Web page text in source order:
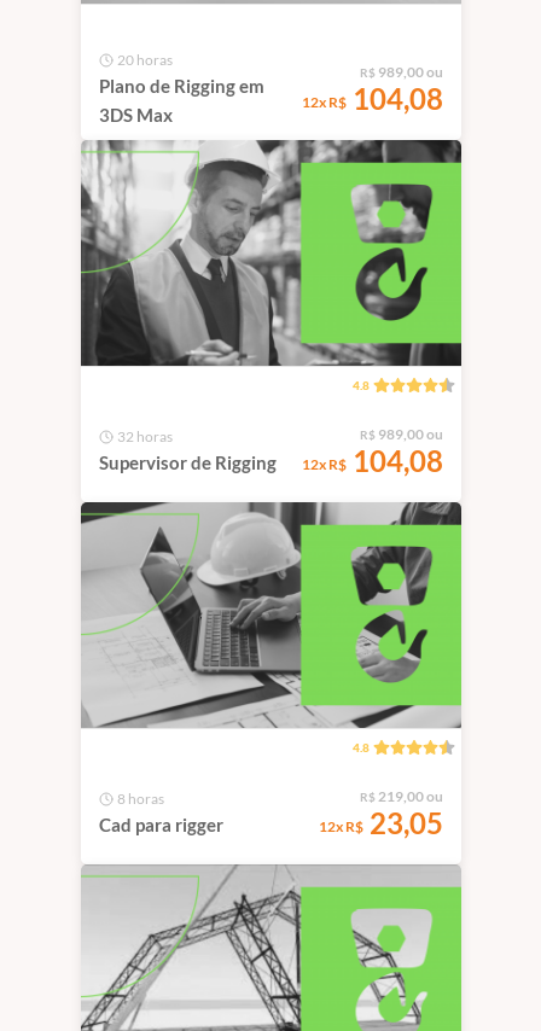
20 horas
Plano de Rigging em
3DS Max
R$ 989,00 ou
12x R$104,08
4.8
32 horas
Supervisor de Rigging
R$ 989,00 ou
12x R$104,08
4.8
8 horas
Cad para rigger
R$ 219,00 ou
12x R$23,05